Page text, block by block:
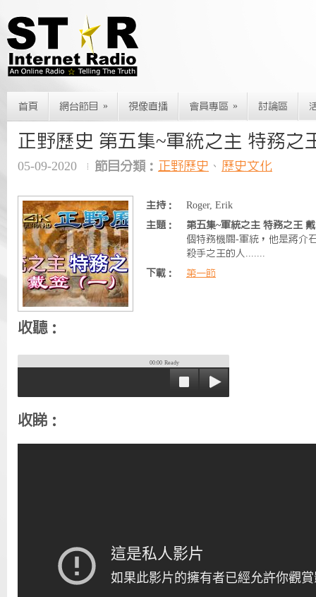
首頁 網台節目 » 視像直播 會員專區 » 討論區
正野歷史 第五集~軍統之主 特務之
05-09-2020 節目分類： 正野歷史 、 歷史文化
主持：
Roger, Erik
主題：
第五集~軍統之主 特務之王
個特務機關-軍統，他是蔣介
殺手之王的人.......
下載：
第一節
收聽：
00:00 Ready
收睇：